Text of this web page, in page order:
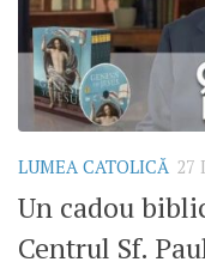
LUMEA CATOLICĂ 27
Un cadou
Centrul Sf.